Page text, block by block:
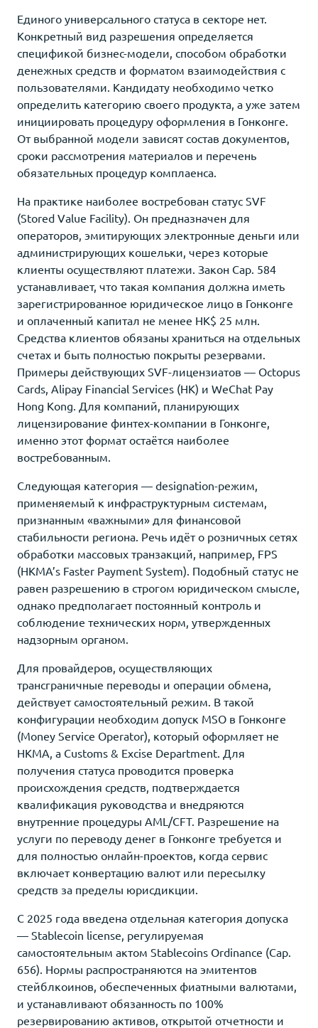
Единого универсального статуса в секторе нет.
Конкретный вид разрешения определяется
спецификой бизнес-модели, способом обработки
денежных средств и форматом взаимодействия с
пользователями. Кандидату необходимо четко
определить категорию своего продукта, а уже затем
инициировать процедуру оформления в Гонконге.
От выбранной модели зависят состав документов,
сроки рассмотрения материалов и перечень
обязательных процедур комплаенса.
На практике наиболее востребован статус SVF
(Stored Value Facility). Он предназначен для
операторов, эмитирующих электронные деньги или
администрирующих кошельки, через которые
клиенты осуществляют платежи. Закон Cap. 584
устанавливает, что такая компания должна иметь
зарегистрированное юридическое лицо в Гонконге
и оплаченный капитал не менее HK$ 25 млн.
Средства клиентов обязаны храниться на отдельных
счетах и быть полностью покрыты резервами.
Примеры действующих SVF-лицензиатов — Octopus
Cards, Alipay Financial Services (HK) и WeChat Pay
Hong Kong. Для компаний, планирующих
лицензирование финтех-компании в Гонконге,
именно этот формат остаётся наиболее
востребованным.
Следующая категория — designation-режим,
применяемый к инфраструктурным системам,
признанным «важными» для финансовой
стабильности региона. Речь идёт о розничных сетях
обработки массовых транзакций, например, FPS
(HKMA’s Faster Payment System). Подобный статус не
равен разрешению в строгом юридическом смысле,
однако предполагает постоянный контроль и
соблюдение технических норм, утвержденных
надзорным органом.
Для провайдеров, осуществляющих
трансграничные переводы и операции обмена,
действует самостоятельный режим. В такой
конфигурации необходим допуск MSO в Гонконге
(Money Service Operator), который оформляет не
HKMA, а Customs & Excise Department. Для
получения статуса проводится проверка
происхождения средств, подтверждается
квалификация руководства и внедряются
внутренние процедуры AML/CFT. Разрешение на
услуги по переводу денег в Гонконге требуется и
для полностью онлайн-проектов, когда сервис
включает конвертацию валют или пересылку
средств за пределы юрисдикции.
С 2025 года введена отдельная категория допуска
— Stablecoin license, регулируемая
самостоятельным актом Stablecoins Ordinance (Cap.
656). Нормы распространяются на эмитентов
стейблкоинов, обеспеченных фиатными валютами,
и устанавливают обязанность по 100%
резервированию активов, открытой отчетности и